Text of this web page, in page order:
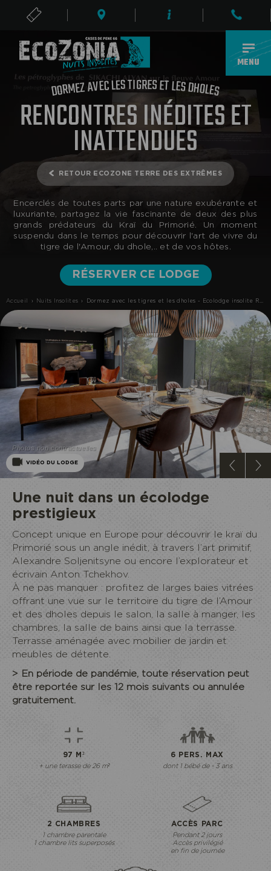
FR
MENU
DORMEZAVECLESTIGRESETLESDHOLES
RENCONTRES INÉDITES ET
INATTENDUES
RETOUR ECOZONE TERRE DES EXTRÊMES
Encerclés de toutes parts par une nature exubérante et
luxuriante, partagez la vie fascinante de deux des plus
grands prédateurs du Kraï du Primorié. Un moment
suspendu dans le temps pour découvrir l'art de vivre du
tigre de l'Amour, du dhole,.. et de vos hôtes.
RÉSERVER CE LODGE
Accueil › Nuits Insolites › Dormez avec les tigres et les dholes - Ecolodge insolite Rencontres inédites et inattendues | Ecozonia
VIDÉO DU LODGE
Photos non contractuelles
Une nuit dans un écolodge
prestigieux
Concept unique en Europe pour découvrir le kraï du
Primorié sous un angle inédit, à travers l’art primitif,
Alexandre Soljenitsyne ou encore l’explorateur et
écrivain Anton Tchekhov.
À ne pas manquer : profitez de larges baies vitrées
offrant une vue sur le territoire du tigre de l’Amour
et des dholes depuis le salon, la salle à manger, les
chambres, la salle de bains ainsi que la terrasse.
Terrasse aménagée avec mobilier de jardin et
meubles de détente.
> En période de pandémie, toute réservation peut
être reportée sur les 12 mois suivants ou annulée
gratuitement.
97 M²
+ une terasse de 26 m²
6 PERS. MAX
dont 1 bébé de - 3 ans
2 CHAMBRES
1 chambre parentale
1 chambre lits superposés
ACCÈS PARC
Pendant 2 jours
Accès privilégié
en fin de journée
ECOPARC